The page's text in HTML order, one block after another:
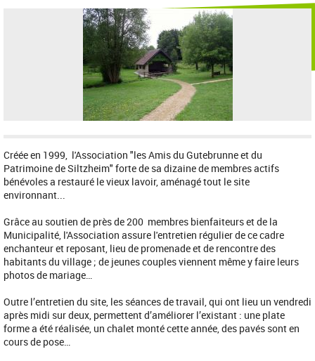
Créée en 1999, l'Association "les Amis du Gutebrunne et du
Patrimoine de Siltzheim" forte de sa dizaine de membres actifs
bénévoles a restauré le vieux lavoir, aménagé tout le site
environnant...
Grâce au soutien de près de 200 membres bienfaiteurs et de la
Municipalité, l'Association assure l'entretien régulier de ce cadre
enchanteur et reposant, lieu de promenade et de rencontre des
habitants du village ; de jeunes couples viennent même y faire leurs
photos de mariage…
Outre l’entretien du site, les séances de travail, qui ont lieu un vendredi
après midi sur deux, permettent d’améliorer l’existant : une plate
forme a été réalisée, un chalet monté cette année, des pavés sont en
cours de pose…